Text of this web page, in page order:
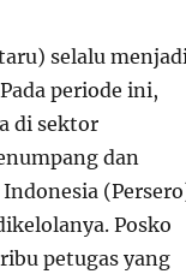
selalu
periode ini,
di sektor
dan
Posko
petugas yang